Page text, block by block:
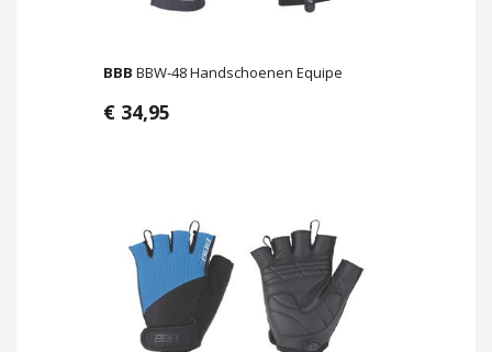
BBB BBW-48 Handschoenen Equipe
€ 34,95